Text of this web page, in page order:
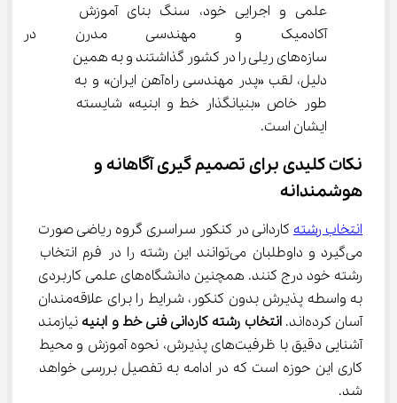
علمی و اجرایی خود، سنگ بنای آموزش
آکادمیک و مهندسی مدرن
سازه‌های ریلی را در کشور گذاشتند و به همین
دلیل، لقب «پدر مهندسی راه‌آهن ایران» و به
طور خاص «بنیانگذار خط و ابنیه» شایسته
ایشان است.
نکات کلیدی برای تصمیم ‌گیری آگاهانه و
هوشمندانه
انتخاب رشته کاردانی در کنکور سراسری گروه ریاضی صورت
می‌گیرد و داوطلبان می‌توانند این رشته را در فرم انتخاب
رشته خود درج کنند. همچنین دانشگاه‌های علمی کاربردی
به واسطه پذیرش بدون کنکور، شرایط را برای علاقه‌مندان
آسان کرده‌اند.
انتخاب رشته کاردانی فنی خط و ابنیه نیازمند
آشنایی دقیق با ظرفیت‌های پذیرش، نحوه آموزش و محیط
کاری این حوزه است که در ادامه به تفصیل بررسی خواهد
شد.